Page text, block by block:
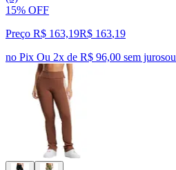
15% OFF
Preço R$ 163,19R$ 163,19
no Pix Ou 2x de R$ 96,00 sem jurosou